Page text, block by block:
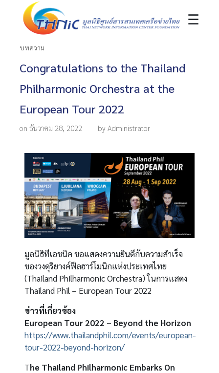
☰
บทความ
Congratulations to the Thailand
Philharmonic Orchestra at the
European Tour 2022
on ธันวาคม 28, 2022 by Administrator
มูลนิธิทีเอชนิค ขอแสดงความยินดีกับความสำเร็จ
ของวงดุริยางค์ฟีลฮาร์โมนิกแห่งประเทศไทย
(Thailand Philharmonic Orchestra) ในการแสดง
Thailand Phil – European Tour 2022
ข่าวที่เกี่ยวข้อง
European Tour 2022 – Beyond the Horizon
https://www.thailandphil.com/events/european-
tour-2022-beyond-horizon/
The Thailand Philharmonic Embarks On